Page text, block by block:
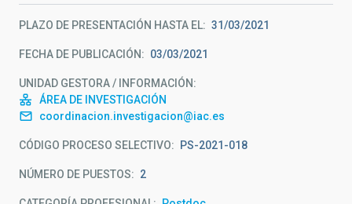
PLAZO DE PRESENTACIÓN HASTA EL 31/03/2021
FECHA DE PUBLICACIÓN 03/03/2021
UNIDAD GESTORA / INFORMACIÓN
ÁREA DE INVESTIGACIÓN
coordinacion.investigacion@iac.es
CÓDIGO PROCESO SELECTIVO PS-2021-018
NÚMERO DE PUESTOS 2